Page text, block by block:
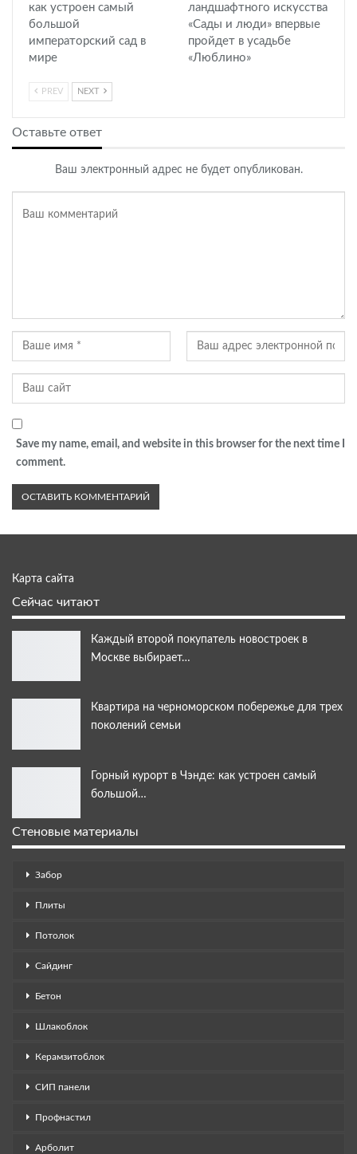
как устроен самый
большой
императорский сад в
мире
ландшафтного искусства
«Сады и люди» впервые
пройдет в усадьбе
«Люблино»
PREV NEXT
Оставьте ответ
Ваш электронный адрес не будет опубликован.
Save my name, email, and website in this browser for the next time I
comment.
Карта сайта
Сейчас читают
Каждый второй покупатель новостроек в
Москве выбирает…
Квартира на черноморском побережье для трех
поколений семьи
Горный курорт в Чэнде: как устроен самый
большой…
Стеновые материалы
Забор
Плиты
Потолок
Сайдинг
Бетон
Шлакоблок
Керамзитоблок
СИП панели
Профнастил
Арболит